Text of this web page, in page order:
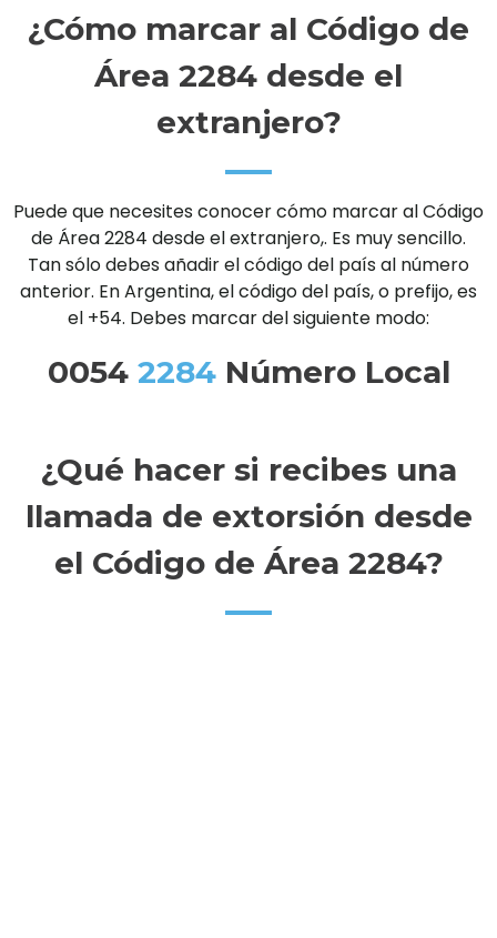
¿Cómo marcar al Código de
Área 2284 desde el
extranjero?
Puede que necesites conocer cómo marcar al Código
de Área 2284 desde el extranjero,. Es muy sencillo.
Tan sólo debes añadir el código del país al número
anterior. En Argentina, el código del país, o prefijo, es
el +54. Debes marcar del siguiente modo:
0054 2284Número Local
¿Qué hacer si recibes una
llamada de extorsión desde
el Código de Área 2284?